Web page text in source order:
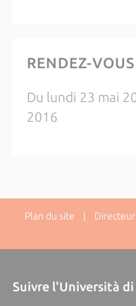
RENDEZ-VOUS
Du lundi 23 mai
2016
Plan du site | Directeur
Suivre l'Università di